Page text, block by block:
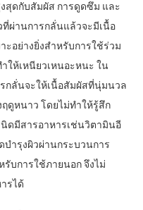
สุดกับสัมผัส การดูดซึม และ
ที่ผ่านการกลั่นแล้วจะมีเนื้อ
ะอย่างยิ่งสำหรับการใช้ร่วม
ให้เหนียวเหนอะหนะ ใน
กลั่นจะให้เนื้อสัมผัสที่นุ่มนวล
ดูหนาว โดยไม่ทำให้รู้สึก
ดมีสารอาหารเช่นวิตามินอี
บำรุงผิวผ่านกระบวนการ
รับการใช้ภายนอก จึงไม่
รได้